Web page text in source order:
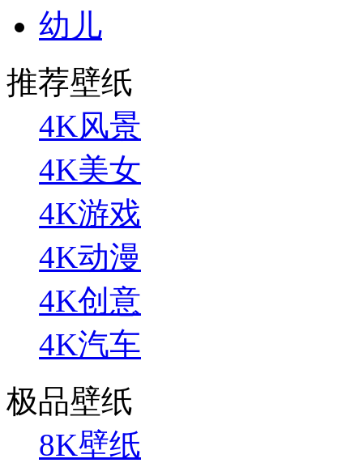
幼儿
推荐壁纸
4K风景
4K美女
4K游戏
4K动漫
4K创意
4K汽车
极品壁纸
8K壁纸